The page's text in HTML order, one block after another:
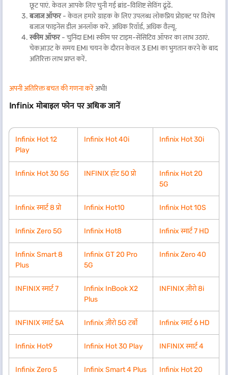
छूट पाएं. केवल आपके लिए चुनी गई ब्रांड-विशिष्ट सेविंग ढूंढें.
बजाज ऑफर- केवल हमारे ग्राहक के लिए उपलब्ध लोकप्रिय प्रोडक्ट पर विशेष
बजाज फाइनेंस डील अनलॉक करें. अधिक रिवॉर्ड, अधिक वैल्यू.
स्कीम ऑफर- चुनिंदा EMI स्कीम पर टाइम-सेंसिटिव ऑफर का लाभ उठाएं.
चेकआउट के समय EMI चयन के दौरान केवल 3 EMI का भुगतान करने के बाद
अतिरिक्त लाभ प्राप्त करें.
अपनी अतिरिक्त बचत की गणना करेंअभी!
Infinix मोबाइल फोन पर अधिक जानें
Infinix Hot 12
Play
Infinix Hot 40i Infinix Hot 30i
Infinix Hot 30 5G INFINIX हॉट 50 प्रो
Infinix Hot 20
5G
Infinix स्मार्ट 8 प्रो Infinix Hot10 Infinix Hot 10S
Infinix Zero 5G Infinix Hot8 Infinix स्मार्ट 7 HD
Infinix Smart 8
Plus
Infinix GT 20 Pro
5G
Infinix Zero 40
INFINIX स्मार्ट 7
Infinix InBook X2
Plus
INFINIX ज़ीरो 8i
INFINIX स्मार्ट 5A Infinix ज़ीरो 5G टर्बो Infinix स्मार्ट 6 HD
Infinix Hot9 Infinix Hot 30 Play INFINIX स्मार्ट 4
Infinix Zero 5 Infinix Smart 4 Plus
Infinix Hot 20